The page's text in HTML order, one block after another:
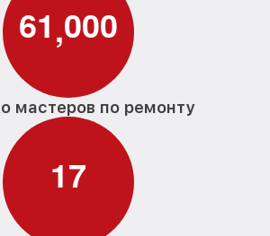
61,000
мастеров по ремонту
17